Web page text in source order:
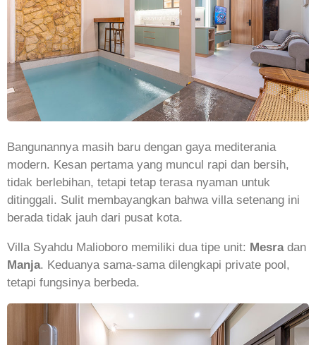
Bangunannya masih baru dengan gaya mediterania
modern. Kesan pertama yang muncul rapi dan bersih,
tidak berlebihan, tetapi tetap terasa nyaman untuk
ditinggali. Sulit membayangkan bahwa villa setenang ini
berada tidak jauh dari pusat kota.
Villa Syahdu Malioboro memiliki dua tipe unit: Mesradan
Manja. Keduanya sama-sama dilengkapi private pool,
tetapi fungsinya berbeda.